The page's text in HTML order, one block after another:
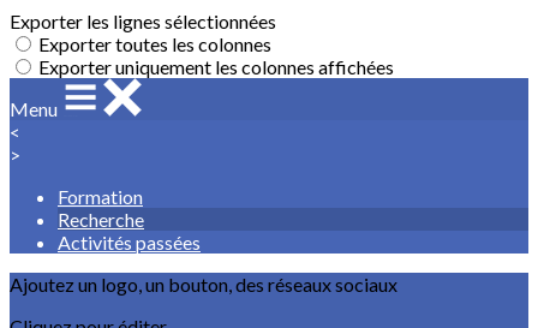
Exporter les lignes sélectionnées
Exporter toutes les colonnes
Exporter uniquement les colonnes affichées
Menu
<
>
Formation
Recherche
Activités passées
Ajoutez un logo, un bouton, des réseaux sociaux